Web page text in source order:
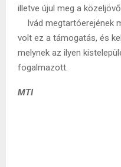
illetve újul meg a
Ivád megtartóerejének
volt ez a támogatás, és
melynek az ilyen
fogalmazott.
MTI